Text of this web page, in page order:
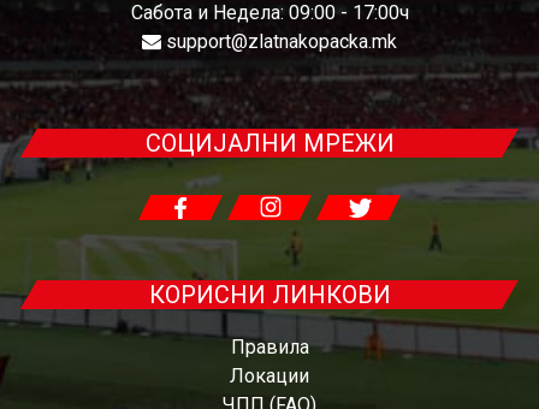
Сабота и Недела: 09:00 - 17:00ч
support@zlatnakopacka.mk
СОЦИЈАЛНИ МРЕЖИ
КОРИСНИ ЛИНКОВИ
Правила
Локации